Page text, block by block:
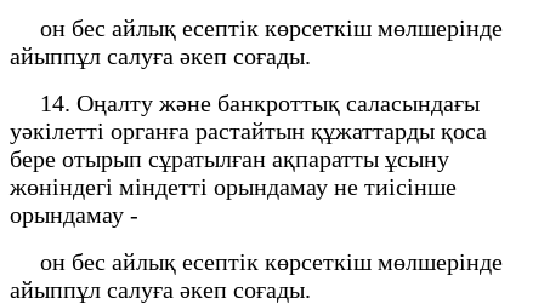
он бес айлық есептік көрсеткіш мөлшерінде
айыппұл салуға әкеп соғады.
14. Оңалту және банкроттық саласындағы
уәкілетті органға растайтын құжаттарды қоса
бере отырып сұратылған ақпаратты ұсыну
жөніндегі міндетті орындамау не тиісінше
орындамау -
он бес айлық есептік көрсеткіш мөлшерінде
айыппұл салуға әкеп соғады.